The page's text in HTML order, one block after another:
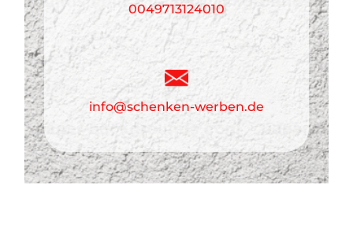
0049713124010
info@schenken-werben.de